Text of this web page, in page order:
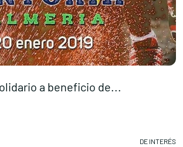
a beneficio de...
DE INTERÉS